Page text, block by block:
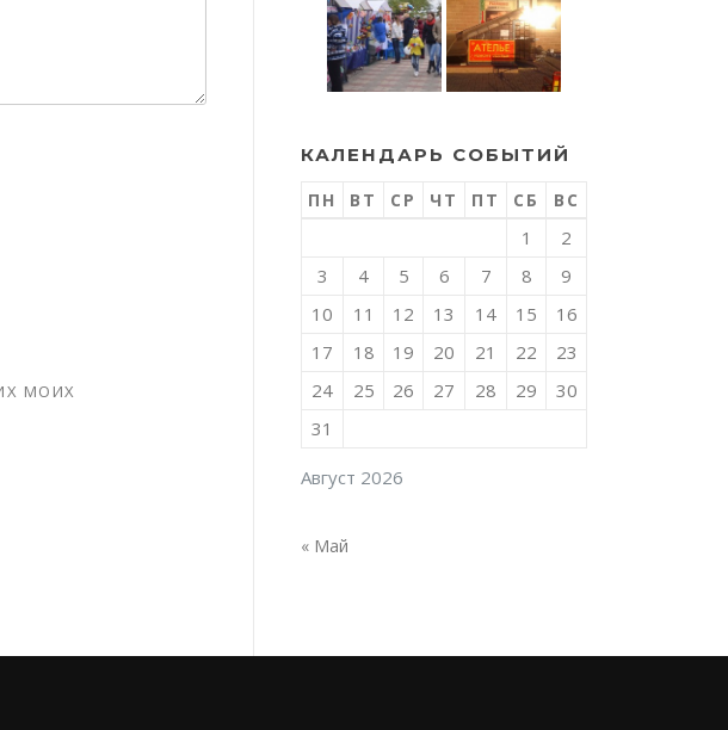
МОИХ
КАЛЕНДАРЬ СОБЫТИЙ
Август 2026
ПН ВТ СР ЧТ ПТ СБ ВС
1
2
3
4 5 6 7 8
9
10
11 12 13 14 15
16
17
18 19 20 21 22
23
24
25 26 27 28 29
30
31
« Май